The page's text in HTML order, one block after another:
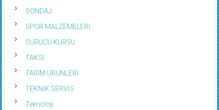
SONDAJ
SPOR MALZEMELERİ
SÜRÜCÜ KURSU
TAKSİ
TARIM ÜRÜNLERİ
TEKNİK SERVİS
Teknoloji